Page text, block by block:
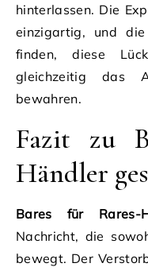
hinterlassen. Die
einzigartig, und
finden, diese
gleichzeitig das
bewahren.
Fazit zu
Händler
Bares für Rares-
Nachricht, die
bewegt. Der